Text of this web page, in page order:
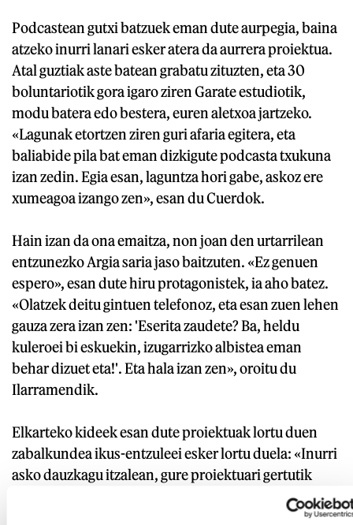
Podcastean gutxi batzuek eman dute aurpegia, baina
atzeko inurri lanari esker atera da aurrera proiektua.
Atal guztiak aste batean grabatu zituzten, eta 30
boluntariotik gora igaro ziren Garate estudiotik,
modu batera edo bestera, euren aletxoa jartzeko.
«Lagunak etortzen ziren guri afaria egitera, eta
baliabide pila bat eman dizkigute podcasta txukuna
izan zedin. Egia esan, laguntza hori gabe, askoz ere
xumeagoa izango zen», esan du Cuerdok.
Hain izan da ona emaitza, non joan den urtarrilean
entzunezko Argia saria jaso baitzuten. «Ez genuen
espero», esan dute hiru protagonistek, ia aho batez.
«Olatzek deitu gintuen telefonoz, eta esan zuen lehen
gauza zera izan zen: 'Eserita zaudete? Ba, heldu
kuleroei bi eskuekin, izugarrizko albistea eman
behar dizuet eta!'. Eta hala izan zen», oroitu du
Ilarramendik.
Elkarteko kideek esan dute proiektuak lortu duen
zabalkundea ikus-entzuleei esker lortu duela: «Inurri
asko dauzkagu itzalean, gure proiektuari gertutik
erreparatzen diotenak, eta modu batera edo bestera